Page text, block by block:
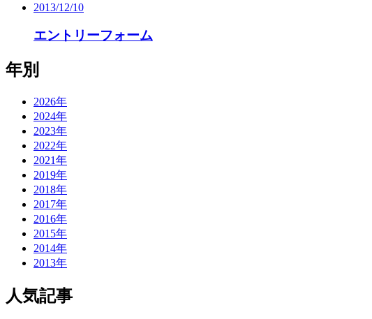
2013/12/10
エントリーフォーム
年別
2026年
2024年
2023年
2022年
2021年
2019年
2018年
2017年
2016年
2015年
2014年
2013年
人気記事